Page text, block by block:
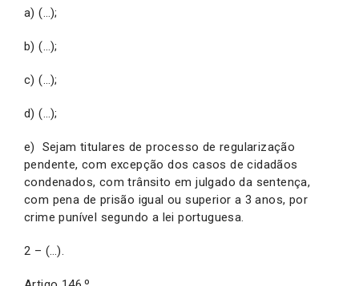
a) (…);
b) (…);
c) (…);
d) (…);
e) Sejam titulares de processo de regularização
pendente, com excepção dos casos de cidadãos
condenados, com trânsito em julgado da sentença,
com pena de prisão igual ou superior a 3 anos, por
crime punível segundo a lei portuguesa.
2 – (…).